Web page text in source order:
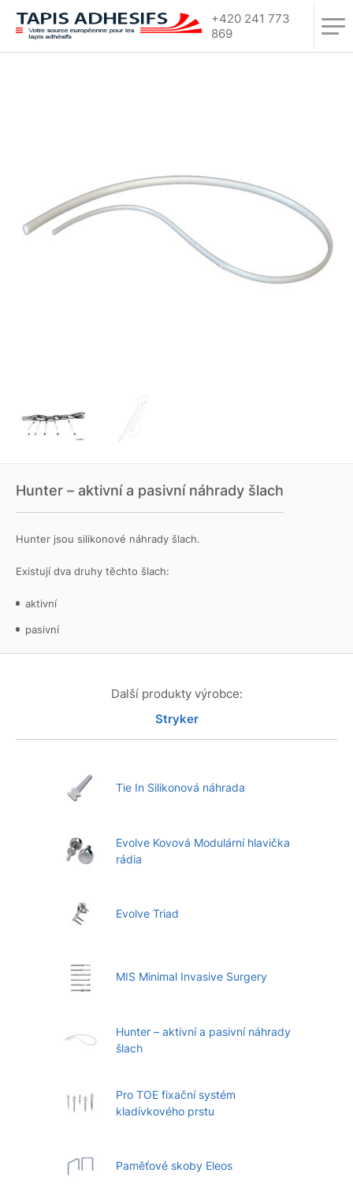
+420 241 773
869
Hunter – aktivní a pasivní náhrady šlach
Hunter jsou silikonové náhrady šlach.
Existují dva druhy těchto šlach:
aktivní
pasivní
Další produkty výrobce:
Stryker
Tie In Silikonová náhrada
Evolve Kovová Modulární hlavička
rádia
Evolve Triad
MIS Minimal Invasive Surgery
Hunter – aktivní a pasivní náhrady
šlach
Pro TOE fixační systém
kladívkového prstu
Paměťové skoby Eleos